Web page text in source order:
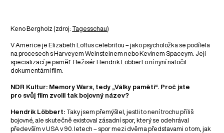
Keno Bergholz (zdroj: Tagesschau)
V Americe je Elizabeth Loftus celebritou – jako psycholožka se podílela
na procesech s Harveyem Weinsteinem nebo Kevinem Spaceym. Její
specializací je paměť. Režisér Hendrik Löbbert o ní nyní natočil
dokumentární film.
NDR Kultur: Memory Wars, tedy „Války paměti“. Proč jste
pro svůj film zvolil tak bojovný název?
Hendrik Löbbert: Taky jsem přemýšlel, jestli to není trochu příliš
bojovné, ale skutečně existoval zásadní spor, který se odehrával
především v USA v 90. letech – spor mezi dvěma představami o tom, jak